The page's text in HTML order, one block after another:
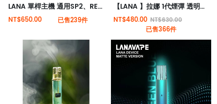
LANA 單桿主機 通用SP2、RELX一代 皮革主機 電子煙主機
NT$650.00 已售239件
【LANA 】拉娜 1代煙彈 透明煙彈 | RELX 1代電子煙機通用 | 極度薄荷感
NT$480.00 NT$630.00
已售366件